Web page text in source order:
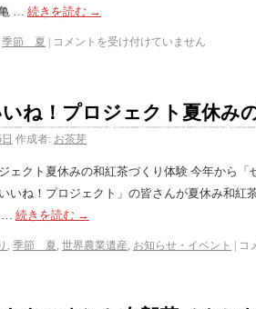
… 続きを読む →
季節 夏 コメントを受け付けていません
ね！プロジェクト夏休み
作成者: お茶芽
ェクト夏休みの和紅茶づくり体験 今年から
いね！プロジェクト」の皆さんが夏休み和紅
… 続きを読む →
, 季節 夏, 世界農業遺産, お知らせ・イベント コ